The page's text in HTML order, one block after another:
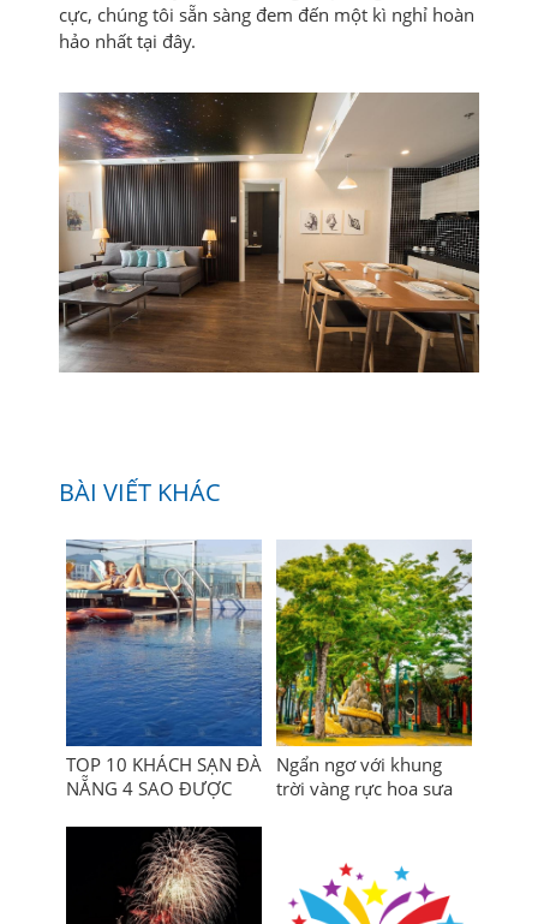
cực, chúng tôi sẵn sàng đem đến một kì nghỉ hoàn
hảo nhất tại đây.
BÀI VIẾT KHÁC
TOP 10 KHÁCH SẠN ĐÀ
NẴNG 4 SAO ĐƯỢC
THÍCH NĂM 2023
Ngẩn ngơ với khung
trời vàng rực hoa sưa